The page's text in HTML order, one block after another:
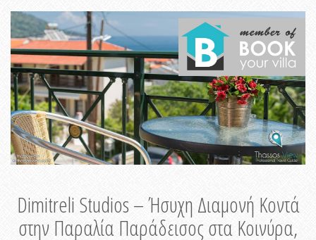
Dimitreli Studios – Ήσυχη Διαμονή Κοντά
στην Παραλία Παράδεισος στα Κοινύρα,